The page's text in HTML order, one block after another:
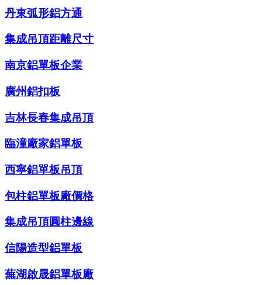
丹東弧形鋁方通
集成吊頂距離尺寸
南京鋁單板企業
廣州鋁扣板
吉林長春集成吊頂
臨潼廠家鋁單板
西寧鋁單板吊頂
包柱鋁單板廠價格
集成吊頂圓柱邊線
信陽造型鋁單板
蕪湖啟晟鋁單板廠